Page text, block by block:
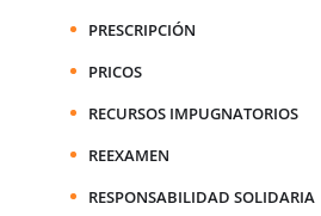
PRESCRIPCIÓN
PRICOS
RECURSOS IMPUGNATORIOS
REEXAMEN
RESPONSABILIDAD SOLIDARIA